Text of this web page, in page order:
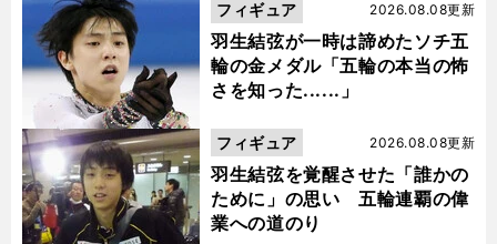
羽生結弦が一時は諦めたソチ五
輪の金メダル「五輪の本当の怖
さを知った......」
2026.08.08更新
フィギュア
羽生結弦を覚醒させた「誰かの
ために」の思い 五輪連覇の偉
業への道のり
2026.08.08更新
フィギュア